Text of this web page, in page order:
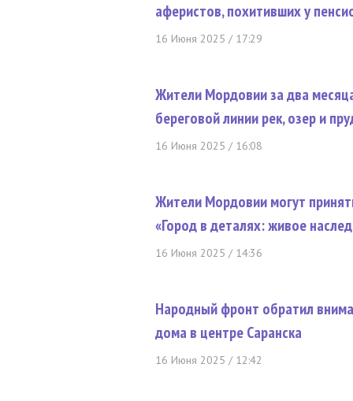
аферистов, похитивших у
16 Июня 2025 / 17:29
Жители Мордовии за два
береговой линии рек, озер и
16 Июня 2025 / 16:08
Жители Мордовии могут
«Город в деталях: живое
16 Июня 2025 / 14:36
Народный фронт обратил
дома в центре Саранска
16 Июня 2025 / 12:42